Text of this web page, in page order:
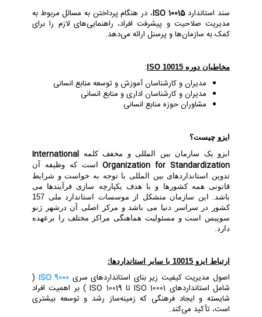
سند استانداردISO 10015، در هنگام پرداختن به مسائل مربوط به
مدیریت صلاحیت و پیشرفت افراد، راهنمایی‌های لازم را برای
کمک به سازمان‌ها و پرسنل ارائه می‌دهد.
مخاطبان دوره ISO 10015
:
مدیران و کارشناسان آموزش و توسعه منابع انسانی
مدیران و کارشناسان اداری و منابع انسانی
مشاوران حوزه منابع انسانی
ایزو چیست؟
ایزو یک سازمان بین المللی و مخفف کلمه International
Organization for Standardizationاست که وظیفه آن
تدوین استانداردهای بین المللی با توجه به خواست و شرایط
قانونی همه کشورها و با هدف یکپارچه سازی فرآیندها می
باشد. این سازمان متشکل از موسسات استاندارد ملی 157
کشور در سراسر دنیا می باشد و مرکز اصلی آن درشهر ژنو
سوییس است و مسئولیت هماهنگی مراکز مختلف را برعهده
دارد.
ارتباط ایزو 10015 با سایر استانداردها:
اﺻﻮل ﻣﺪﯾﺮﯾﺖ ﮐﯿﻔﯿﺖ زﯾﺮ ﺑﻨﺎی اﺳﺘﺎﻧﺪاردﻫﺎی ﺳﺮی ISO 9000
)
ﺷﺎﻣﻞ اﺳﺘﺎﻧﺪاردﻫﺎی ISO 10001تا ( ISO 10019ﺑﺮ اﻫﻤﯿﺖ اﻓﺮاد
ﺷﺎﯾﺴﺘﻪ و اﯾﺠﺎد ﻓﺮﻫﻨﮕﯽ ﮐﻪ زﻣﯿﻨﻪﺳﺎز رﺷﺪ و ﺗﻮﺳﻌﻪ ﺑﯿﺸﺘﺮی
اﺳﺖ، ﺗﺄﮐﯿﺪ ﻣﯽﮐﻨﺪ.